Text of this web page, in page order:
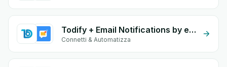
Todify + Email Notifications by eGrow
Connetti & Automatizza